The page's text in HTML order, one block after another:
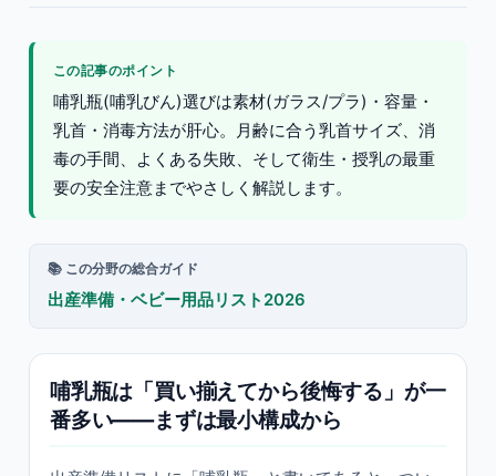
この記事のポイント
哺乳瓶(哺乳びん)選びは素材(ガラス/プラ)・容量・
乳首・消毒方法が肝心。月齢に合う乳首サイズ、消
毒の手間、よくある失敗、そして衛生・授乳の最重
要の安全注意までやさしく解説します。
📚 この分野の総合ガイド
出産準備・ベビー用品リスト2026
哺乳瓶は「買い揃えてから後悔する」が一
番多い——まずは最小構成から